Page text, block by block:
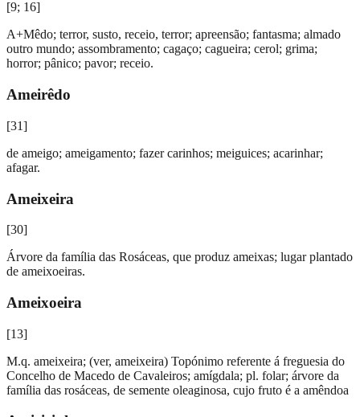
[9; 16]
A+Mêdo; terror, susto, receio, terror; apreensão; fantasma; almado
outro mundo; assombramento; cagaço; cagueira; cerol; grima;
horror; pânico; pavor; receio.
Ameirêdo
[31]
de ameigo; ameigamento; fazer carinhos; meiguices; acarinhar;
afagar.
Ameixeira
[30]
Árvore da família das Rosáceas, que produz ameixas; lugar plantado
de ameixoeiras.
Ameixoeira
[13]
M.q. ameixeira; (ver, ameixeira) Topónimo referente á freguesia do
Concelho de Macedo de Cavaleiros; amígdala; pl. folar; árvore da
família das rosáceas, de semente oleaginosa, cujo fruto é a amêndoa